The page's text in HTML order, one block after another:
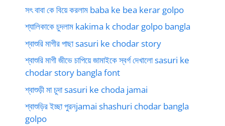
সৎ বাবা কে বিয়ে করলাম baba ke bea kerar golpo
শ্যালিকাকে চুদলাম kakima k chodar golpo bangla
শ্বাশুরি মাগীর পাছা sasuri ke chodar story
শ্বাশুরি মাগী জীভে চাপিয়ে জামাইকে স্বর্গ দেখালো sasuri ke
chodar story bangla font
শ্বাশুড়ী মা চুদা sasuri ke choda jamai
শ্বাশুড়ির ইচ্ছা পুরনjamai shashuri chodar bangla
golpo